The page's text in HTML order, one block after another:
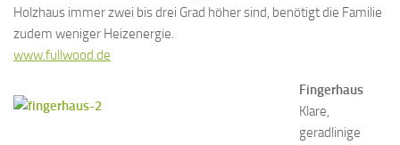
Holzhaus immer zwei bis drei Grad höher sind, benötigt die Familie
zudem weniger Heizenergie.
www.fullwood.de
Fingerhaus
Klare,
geradlinige